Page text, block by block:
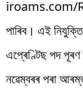
iroams.com/
পাৰিব। এই
এপ্ৰেণ্টিছ পদ
নৱেম্বৰৰ পৰা